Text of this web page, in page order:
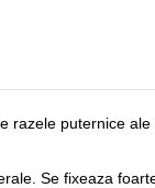
puternice
Se fixeaza